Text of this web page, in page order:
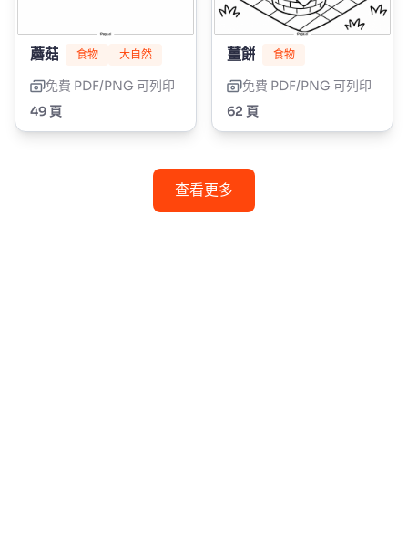
蘑菇 食物 大自然
免費 PDF/PNG 可列印
49 頁
薑餅 食物
免費 PDF/PNG 可列印
62 頁
查看更多